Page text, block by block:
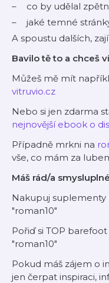
co by udělal
jaké temné
A spoustu dalších,
Bavilo tě to a chceš
Můžeš mě mít
vitruvio.cz
Nebo si jen zdarma
nejnovější ebook o
Případně mrkni na
vše, co mám za
Máš rád/a
Nakupuj suplementy
"roman10"
Pořiď si TOP
"roman10"
Pokud máš zájem o
jen čerpat inspiraci,